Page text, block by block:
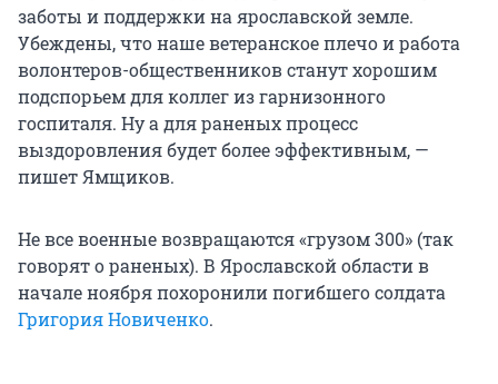
заботы и поддержки на ярославской земле.
Убеждены, что наше ветеранское плечо и работа
волонтеров-общественников станут хорошим
подспорьем для коллег из гарнизонного
госпиталя. Ну а для раненых процесс
выздоровления будет более эффективным, —
пишет Ямщиков.
Не все военные возвращаются «грузом 300» (так
говорят о раненых). В Ярославской области в
начале ноября похоронили погибшего солдата
Григория Новиченко.